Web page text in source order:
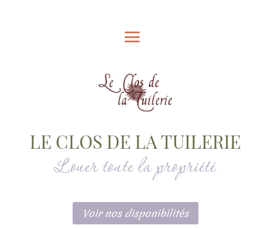
LE CLOS DE LA TUILERIE
Louer toute la propriété
Voir nos disponibilités